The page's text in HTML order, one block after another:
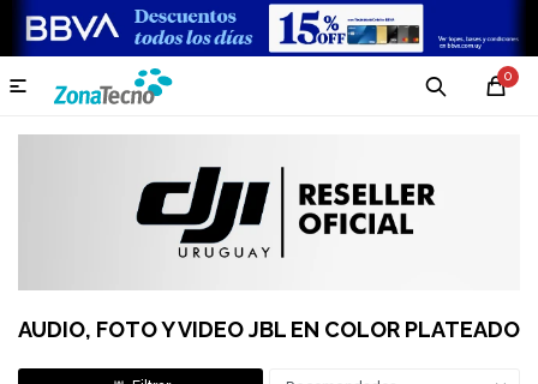
0

AUDIO, FOTO Y VIDEO JBL EN COLOR PLATEADO